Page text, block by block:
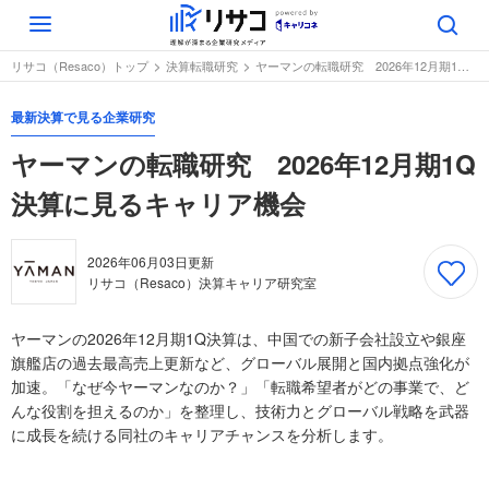
Toggle
navigation
リサコ（Resaco）トップ 決算転職研究 ヤーマンの転職研究 2026年12月期1Q決算に見るキャリア機会
最新決算で見る企業研究
ヤーマンの転職研究 2026年12月期1Q
決算に見るキャリア機会
2026年06月03日更新
リサコ（Resaco）決算キャリア研究室
ヤーマンの2026年12月期1Q決算は、中国での新子会社設立や銀座
旗艦店の過去最高売上更新など、グローバル展開と国内拠点強化が
加速。「なぜ今ヤーマンなのか？」「転職希望者がどの事業で、ど
んな役割を担えるのか」を整理し、技術力とグローバル戦略を武器
に成長を続ける同社のキャリアチャンスを分析します。